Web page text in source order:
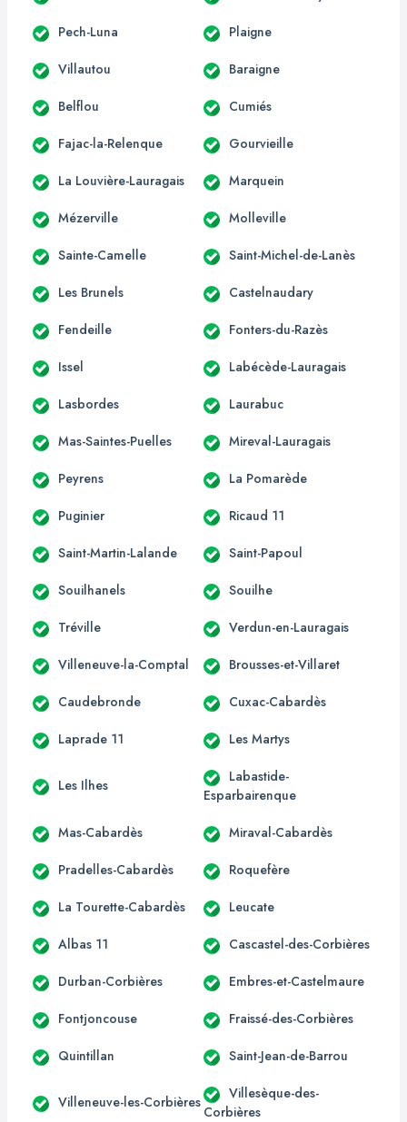
Pech-Luna Plaigne
Villautou Baraigne
Belflou Cumiés
Fajac-la-Relenque Gourvieille
La Louvière-Lauragais Marquein
Mézerville Molleville
Sainte-Camelle Saint-Michel-de-Lanès
Les Brunels Castelnaudary
Fendeille Fonters-du-Razès
Issel Labécède-Lauragais
Lasbordes Laurabuc
Mas-Saintes-Puelles Mireval-Lauragais
Peyrens La Pomarède
Puginier Ricaud 11
Saint-Martin-Lalande Saint-Papoul
Souilhanels Souilhe
Tréville Verdun-en-Lauragais
Villeneuve-la-Comptal Brousses-et-Villaret
Caudebronde Cuxac-Cabardès
Laprade 11 Les Martys
Les Ilhes
Labastide-
Esparbairenque
Mas-Cabardès Miraval-Cabardès
Pradelles-Cabardès Roquefère
La Tourette-Cabardès Leucate
Albas 11 Cascastel-des-Corbières
Durban-Corbières Embres-et-Castelmaure
Fontjoncouse Fraissé-des-Corbières
Quintillan Saint-Jean-de-Barrou
Villeneuve-les-Corbières
Villesèque-des-
Corbières